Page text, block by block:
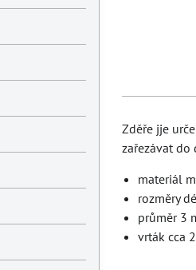
Zděře jje
zařezávat do
materiál
rozměry
průměr 3
vrták cca